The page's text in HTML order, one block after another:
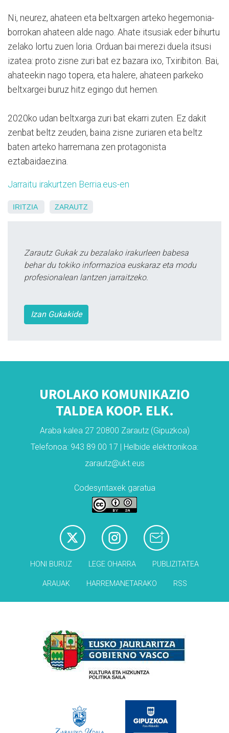
Ni, neurez, ahateen eta beltxargen arteko hegemonia-
borrokan ahateen alde nago. Ahate itsusiak eder bihurtu
zelako lortu zuen loria. Orduan bai merezi duela itsusi
izatea: proto zisne zuri bat ez bazara ixo, Txiribiton. Bai,
ahateekin nago topera, eta halere, ahateen parkeko
beltxargei buruz hitz egingo dut hemen.
2020ko udan beltxarga zuri bat ekarri zuten. Ez dakit
zenbat beltz zeuden, baina zisne zuriaren eta beltz
baten arteko harremana zen protagonista
eztabaidaezina.
Jarraitu irakurtzen Berria.eus-en
IRITZIA ZARAUTZ
Zarautz Gukak zu bezalako irakurleen babesa
behar du tokiko informazioa euskaraz eta modu
profesionalean lantzen jarraitzeko.
Izan Gukakide
UROLAKO KOMUNIKAZIO
TALDEA KOOP. ELK.
Araba kalea 27 20800 Zarautz (Gipuzkoa)
Telefonoa: 943 89 00 17 | Helbide elektronikoa:
zarautz@ukt.eus
Codesyntaxek garatua
HONI BURUZ LEGE OHARRA PUBLIZITATEA
ARAUAK HARREMANETARAKO RSS